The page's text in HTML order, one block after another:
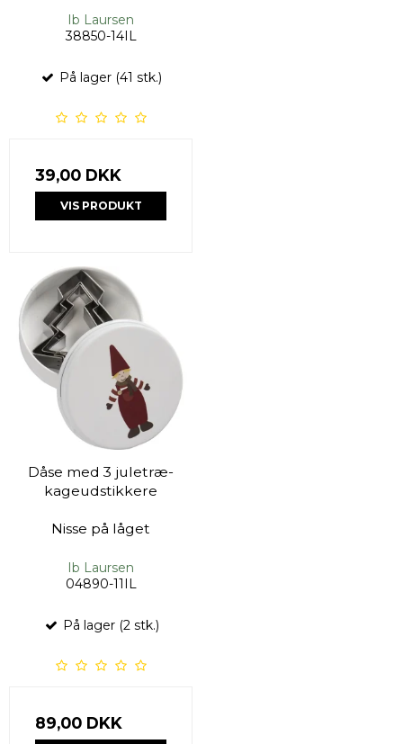
Ib Laursen
38850-14IL
På lager (41 stk.)
39,00 DKK
VIS PRODUKT
Dåse med 3 juletræ-
kageudstikkere
Nisse på låget
Ib Laursen
04890-11IL
På lager (2 stk.)
89,00 DKK